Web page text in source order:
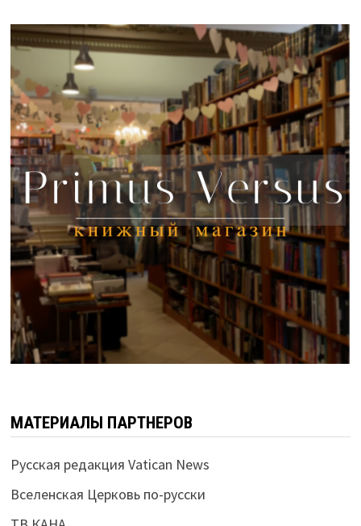
МАТЕРИАЛЫ ПАРТНЕРОВ
Русская редакция Vatican News
Вселенская Церковь по-русски